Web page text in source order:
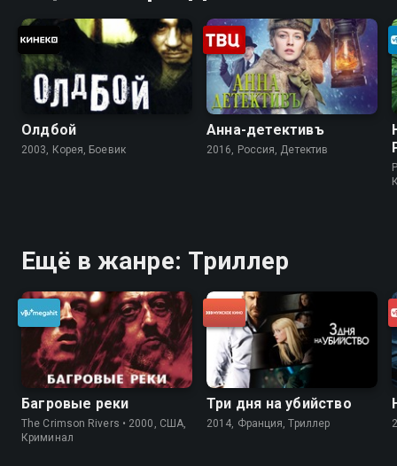
Олдбой
2003, Корея, Боевик
Анна-детективъ
2016, Россия, Детектив
Ещё в жанре: Триллер
Багровые реки
The Crimson Rivers • 2000, США,
Криминал
Три дня на убийство
2014, Франция, Триллер